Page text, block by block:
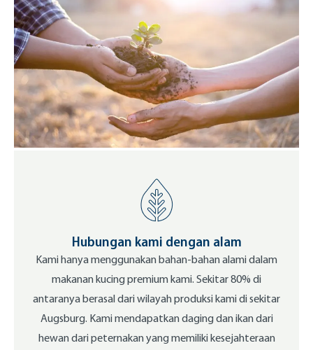
Hubungan kami dengan alam
Kami hanya menggunakan bahan-bahan alami dalam
makanan kucing premium kami. Sekitar 80% di
antaranya berasal dari wilayah produksi kami di sekitar
Augsburg. Kami mendapatkan daging dan ikan dari
hewan dari peternakan yang memiliki kesejahteraan